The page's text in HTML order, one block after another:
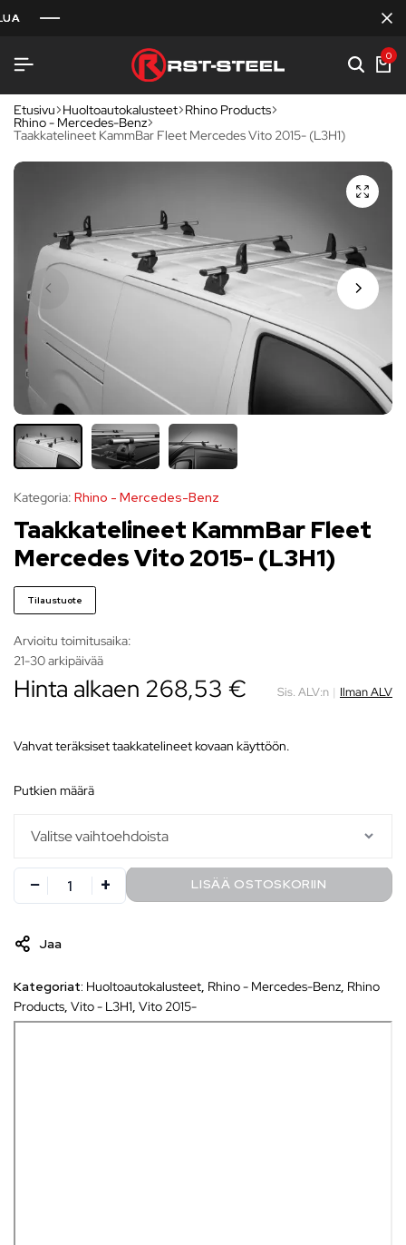
0
Etusivu Huoltoautokalusteet Rhino Products
Rhino - Mercedes-Benz
Taakkatelineet KammBar Fleet Mercedes Vito 2015- (L3H1)
Kategoria: Rhino - Mercedes-Benz
Taakkatelineet KammBar Fleet
Mercedes Vito 2015- (L3H1)
Tilaustuote
Arvioitu toimitusaika:
21-30 arkipäivää
Hinta alkaen 268,53 € Sis. ALV:n | Ilman ALV
Vahvat teräksiset taakkatelineet kovaan käyttöön.
putkien määrä
LISÄÄ OSTOSKORIIN
Jaa
Kategoriat: Huoltoautokalusteet, Rhino - Mercedes-Benz, Rhino
Products, Vito - L3H1, Vito 2015-